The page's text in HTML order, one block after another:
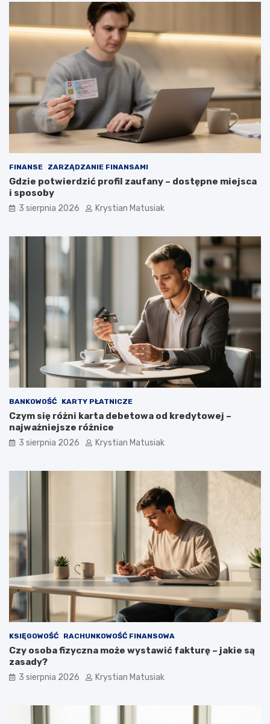
FINANSE ZARZĄDZANIE FINANSAMI
Gdzie potwierdzić profil zaufany – dostępne miejsca
i sposoby
3 sierpnia 2026 Krystian Matusiak
BANKOWOŚĆ KARTY PŁATNICZE
Czym się różni karta debetowa od kredytowej –
najważniejsze różnice
3 sierpnia 2026 Krystian Matusiak
KSIĘGOWOŚĆ RACHUNKOWOŚĆ FINANSOWA
Czy osoba fizyczna może wystawić fakturę – jakie są
zasady?
3 sierpnia 2026 Krystian Matusiak